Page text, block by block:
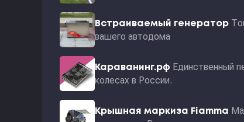
Встраиваемый генератор
вашего автодома
Караванинг.рф Единственный
колесах в России.
Крышная маркиза Fiamma